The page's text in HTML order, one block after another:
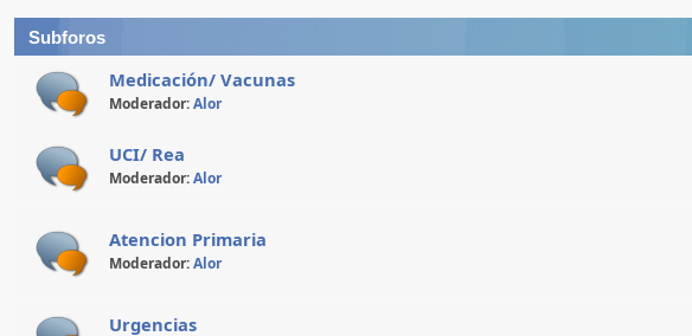
Subforos
Medicación/ Vacunas
Moderador:Alor
UCI/ Rea
Moderador:Alor
Atencion Primaria
Moderador:Alor
Urgencias